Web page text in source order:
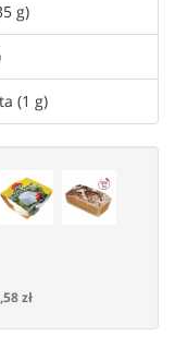
g)
(1 g)
zł